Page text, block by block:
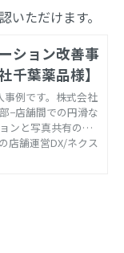
いただけます。
ション改善事
千葉薬品様】
例です。株式会社
−店舗間での円滑な
ンと写真共有の実
を導入、指示へ
可能になり、店舗
店舗運営DX/ネクス